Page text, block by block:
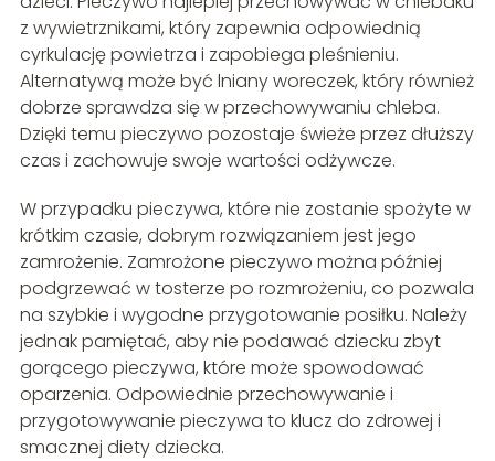
z wywietrznikami, który zapewnia odpowiednią
cyrkulację powietrza i zapobiega pleśnieniu.
Alternatywą może być lniany woreczek, który również
dobrze sprawdza się w przechowywaniu chleba.
Dzięki temu pieczywo pozostaje świeże przez dłuższy
czas i zachowuje swoje wartości odżywcze.
W przypadku pieczywa, które nie zostanie spożyte w
krótkim czasie, dobrym rozwiązaniem jest jego
zamrożenie. Zamrożone pieczywo można później
podgrzewać w tosterze po rozmrożeniu, co pozwala
na szybkie i wygodne przygotowanie posiłku. Należy
jednak pamiętać, aby nie podawać dziecku zbyt
gorącego pieczywa, które może spowodować
oparzenia. Odpowiednie przechowywanie i
przygotowywanie pieczywa to klucz do zdrowej i
smacznej diety dziecka.